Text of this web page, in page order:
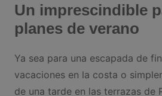
Un imprescindible
planes de verano
Ya sea para una escapada de
vacaciones en la costa o
de una tarde en las terrazas de